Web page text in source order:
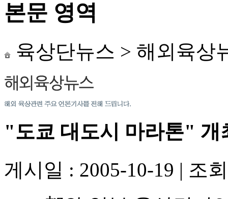
본문 영역
육상단뉴스 > 해외육상
"도쿄 대도시 마라톤" 개
게시일 : 2005-10-19 | 조